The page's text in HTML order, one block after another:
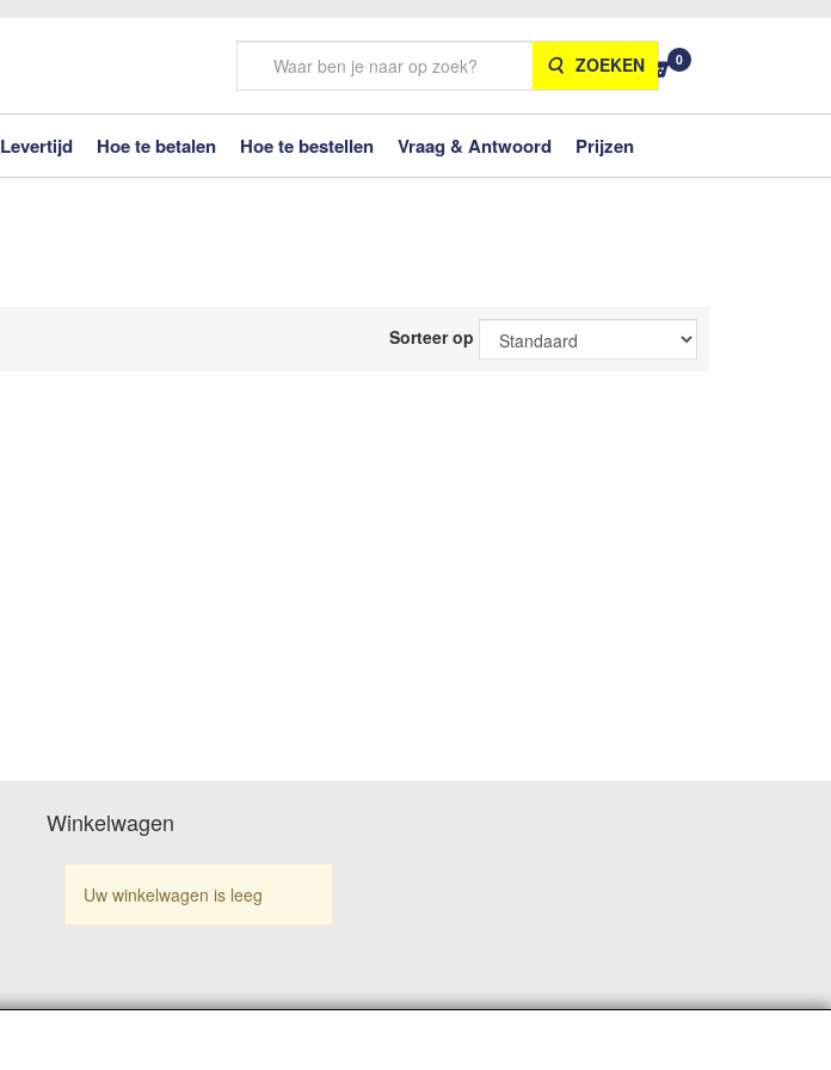
ZOEKEN 0
Levertijd Hoe te betalen Hoe te bestellen Vraag & Antwoord Prijzen
Sorteer op
Winkelwagen
Uw winkelwagen is leeg